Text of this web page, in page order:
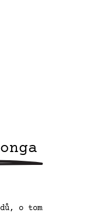
o tom